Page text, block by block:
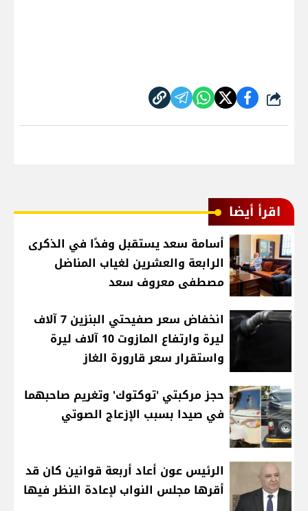
شارك
اقرأ أيضا
أسامة سعد يستقبل وفدًا في الذكرى
الرابعة والعشرين لغياب المناضل
مصطفى معروف سعد
انخفاض سعر صفيحتي البنزين 7 آلاف
ليرة وارتفاع المازوت 10 آلاف ليرة
واستقرار سعر قارورة الغاز
حجز مركبتي 'توكتوك' وتغريم صاحبهما
في صيدا بسبب الإزعاج الصوتي
الرئيس عون أعاد أربعة قوانين كان قد
أقرها مجلس النواب لإعادة النظر فيها